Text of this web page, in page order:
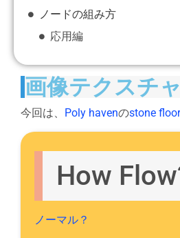
ノードの組み方
応用編
画像テクスチ
今回は、 Poly havenのstone floor
How
ノーマル？